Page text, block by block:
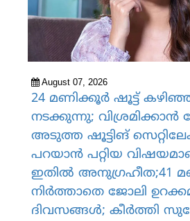
August 07, 2026
24 മണിക്കൂര്‍ ഷൂട്ട്
നടക്കുന്നു; വിശ്രമിക്കാന്‍
അടുത്ത ഷൂട്ടിങ്
പറയാന്‍ പറ്റിയ
ഇതില്‍ അനുഗ്രഹീത;41
നിര്‍ത്താതെ ജോലി
ദിവസങ്ങള്‍; കീര്‍ത്തി